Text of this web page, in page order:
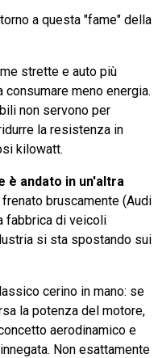
a questa "fame" della
strette e auto più
meno energia.
non servono per
la resistenza in
kilowatt.
è andato in un'altra
bruscamente (Audi
fabbrica di veicoli
si sta spostando sui
cerino in mano: se
la potenza del motore,
aerodinamico e
Non esattamente